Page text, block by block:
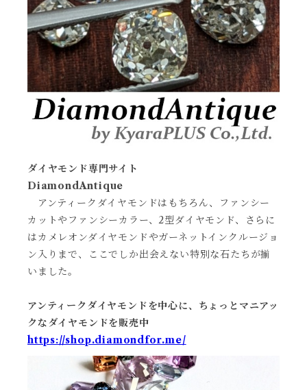
ダイヤモンド専門サイト
DiamondAntique
アンティークダイヤモンドはもちろん、ファンシー
カットやファンシーカラー、2型ダイヤモンド、さらに
はカメレオンダイヤモンドやガーネットインクルージョ
ン入りまで、ここでしか出会えない特別な石たちが揃
いました。
アンティークダイヤモンドを中心に、ちょっとマニアッ
クなダイヤモンドを販売中
https://shop.diamondfor.me/